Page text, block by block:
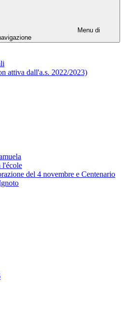
Menu di
attiva dall'a.s. 2022/2023)
l'école
del 4 novembre e Centenario